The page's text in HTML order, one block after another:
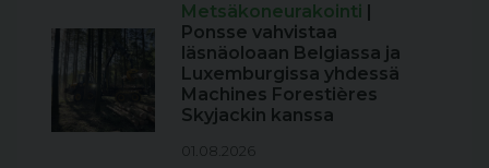
Metsäkoneurakointi
Ponsse vahvistaa
läsnäoloaan Belgiassa ja
Luxemburgissa yhdessä
Machines Forestières
Skyjackin kanssa
01.08.2026